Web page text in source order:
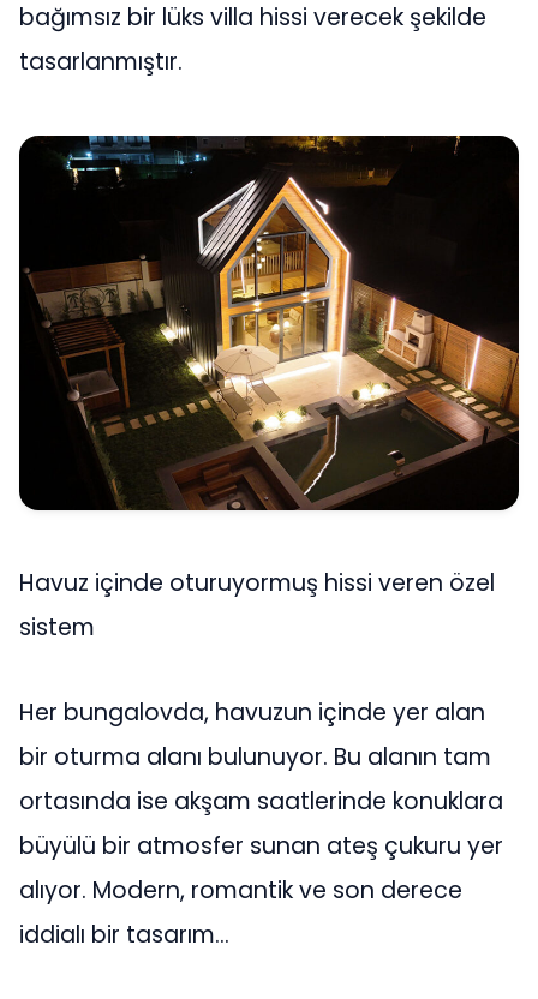
bağımsız bir lüks villa hissi verecek şekilde
tasarlanmıştır.
Havuz içinde oturuyormuş hissi veren özel
sistem
Her bungalovda, havuzun içinde yer alan
bir oturma alanı bulunuyor. Bu alanın tam
ortasında ise akşam saatlerinde konuklara
büyülü bir atmosfer sunan ateş çukuru yer
alıyor. Modern, romantik ve son derece
iddialı bir tasarım…